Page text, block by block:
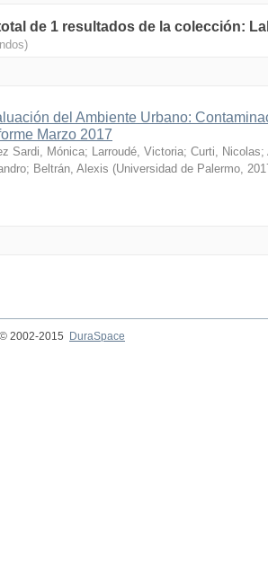
de 1 resultados de la colección:
del Ambiente Urbano:
Marzo 2017
Sardi, Mónica; Larroudé, Victoria; Curti, Nicolas;
; Beltrán, Alexis (Universidad de Palermo,
2002-2015
DuraSpace